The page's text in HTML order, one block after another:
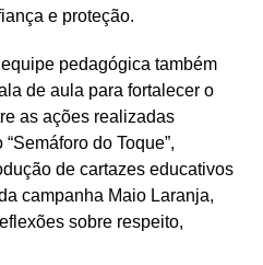
e proteção.
pedagógica também
de aula para fortalecer o
as ações realizadas
do Toque”,
de cartazes educativos
campanha Maio Laranja,
sobre respeito,